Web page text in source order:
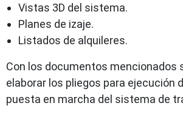
Vistas 3D del sistema.
Planes de izaje.
Listados de alquileres.
Con los documentos mencionados
elaborar los pliegos para ejecución
puesta en marcha del sistema de